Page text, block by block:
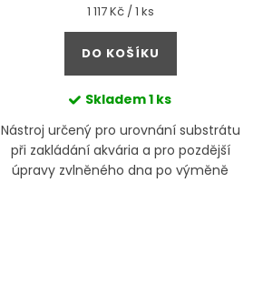
Měrná
cena:
1 117 Kč / 1 ks
DO KOŠÍKU
Skladem1 ks
Nástroj určený pro urovnání substrátu
při zakládání akvária a pro pozdější
úpravy zvlněného dna po výměně